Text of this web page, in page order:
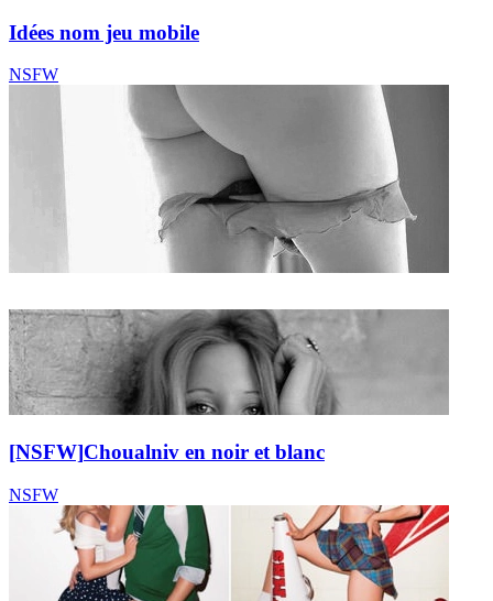
Idées nom jeu mobile
NSFW
[NSFW]Choualniv en noir et blanc
NSFW